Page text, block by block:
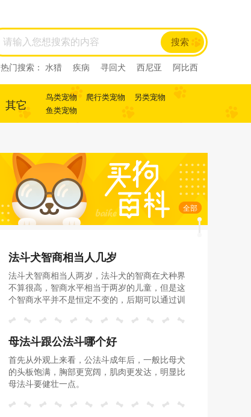
搜索
热门搜索： 水猎 疾病 寻回犬 西尼亚
阿比西
其它 鸟类宠物 爬行类宠物
另类宠物
鱼类宠物
全部
法斗犬智商相当人几岁
法斗犬智商相当人两岁，法斗犬的智商在犬种界
不算很高，智商水平相当于两岁的儿童，但是这
个智商水平并不是恒定不变的，后期可以通过训
母法斗跟公法斗哪个好
首先从外观上来看，公法斗成年后，一般比母犬
的头板饱满，胸部更宽阔，肌肉更发达，明显比
母法斗要健壮一点。